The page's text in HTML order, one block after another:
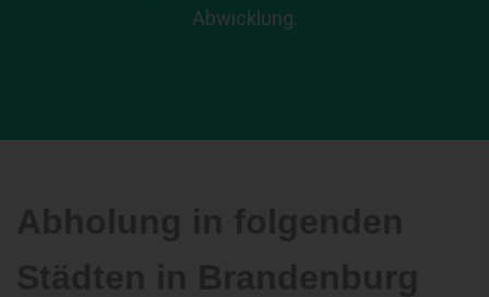
Abwicklung.